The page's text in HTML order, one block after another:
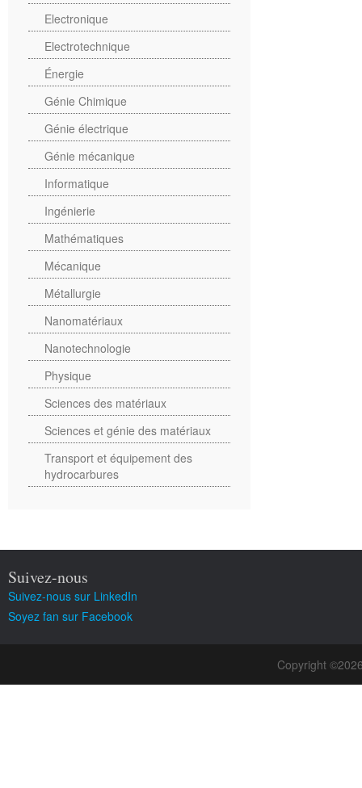
Electronique
Electrotechnique
Énergie
Génie Chimique
Génie électrique
Génie mécanique
Informatique
Ingénierie
Mathématiques
Mécanique
Métallurgie
Nanomatériaux
Nanotechnologie
Physique
Sciences des matériaux
Sciences et génie des matériaux
Transport et équipement des
hydrocarbures
Suivez-nous
Suivez-nous sur LinkedIn
Soyez fan sur Facebook
Copyright